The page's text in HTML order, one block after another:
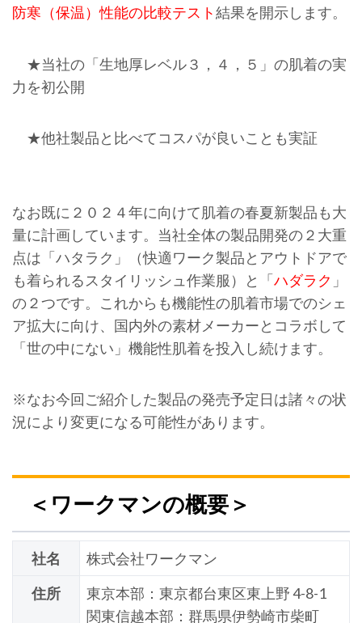
防寒（保温）性能の比較テスト結果を開示します。
★当社の「生地厚レベル３，４，５」の肌着の実
力を初公開
★他社製品と比べてコスパが良いことも実証
なお既に２０２４年に向けて肌着の春夏新製品も大
量に計画しています。当社全体の製品開発の２大重
点は「ハタラク」（快適ワーク製品とアウトドアで
も着られるスタイリッシュ作業服）と「ハダラク 」
の２つです。これからも機能性の肌着市場でのシェ
ア拡大に向け、国内外の素材メーカーとコラボして
「世の中にない」機能性肌着を投入し続けます。
※なお今回ご紹介した製品の発売予定日は諸々の状
況により変更になる可能性があります。
＜ワークマンの概要＞
社名
株式会社ワークマン
住所
東京本部：東京都台東区東上野 4-8-1
関東信越本部：群馬県伊勢崎市柴町